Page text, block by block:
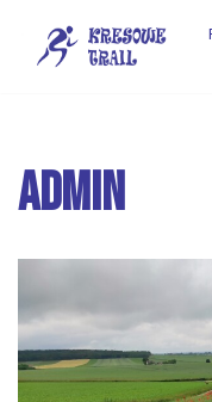
Przejdź
ADMIN